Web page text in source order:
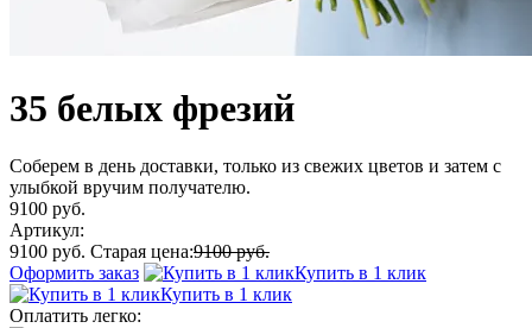
35 белых фрезий
Соберем в день доставки, только из свежих цветов и затем с
улыбкой вручим получателю.
9100 руб.
Артикул:
9100 руб. Старая цена:9100 руб.
Оформить заказ
Купить в 1 клик
Купить в 1 клик
Оплатить легко: